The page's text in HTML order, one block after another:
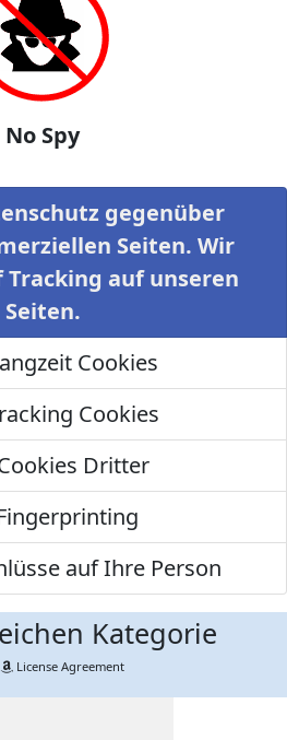
No Spy
gegenüber
Seiten. Wir
auf unseren
Seiten.
Cookies
Cookies
Dritter
auf Ihre Person
Kategorie
License Agreement